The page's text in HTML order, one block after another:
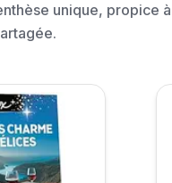
unique, propice